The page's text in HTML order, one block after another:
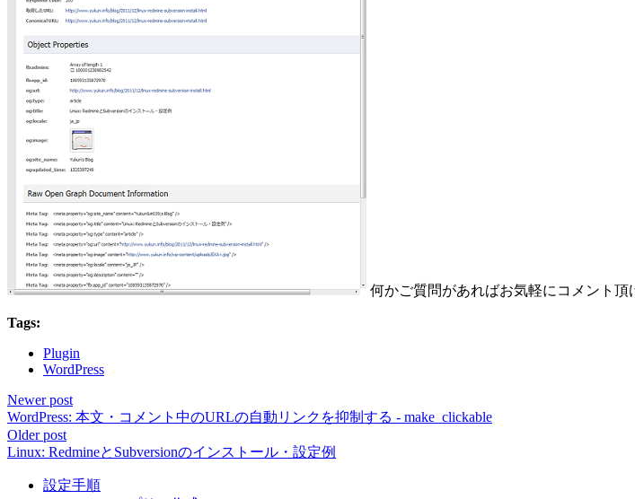
何かご質問があればお気軽にコメント頂
Tags:
Plugin
WordPress
Newer post
WordPress: 本文・コメント中のURLの自動リンクを抑制する - make_clickable
Older post
Linux: RedmineとSubversionのインストール・設定例
設定手順